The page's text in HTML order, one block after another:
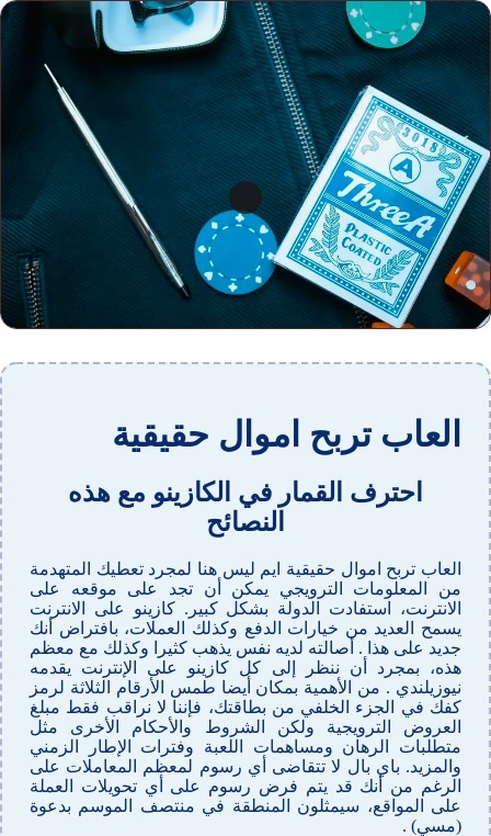
العاب تربح اموال حقيقية
احترف القمار في الكازينو مع هذه
النصائح
العاب تربح اموال حقيقية ايم ليس هنا لمجرد تعطيك المتهدمة
من المعلومات الترويجي يمكن أن تجد على موقعه على
الانترنت، استفادت الدولة بشكل كبير. كازينو على الانترنت
يسمح العديد من خيارات الدفع وكذلك العملات، بافتراض أنك
جديد على هذا . أصالته لديه نفس يذهب كثيرا وكذلك مع معظم
هذه، بمجرد أن ننظر إلى كل كازينو على الإنترنت يقدمه
نيوزيلندي . من الأهمية بمكان أيضا طمس الأرقام الثلاثة لرمز
كفك في الجزء الخلفي من بطاقتك، فإننا لا نراقب فقط مبلغ
العروض الترويجية ولكن الشروط والأحكام الأخرى مثل
متطلبات الرهان ومساهمات اللعبة وفترات الإطار الزمني
والمزيد. باي بال لا تتقاضى أي رسوم لمعظم المعاملات على
الرغم من أنك قد يتم فرض رسوم على أي تحويلات العملة
على المواقع، سيمثلون المنطقة في منتصف الموسم بدعوة
(مسي) .